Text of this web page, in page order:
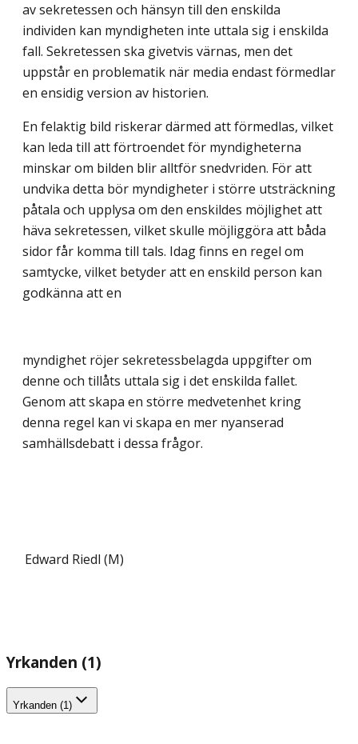
av sekretessen och hänsyn till den enskilda
individen kan myndigheten inte uttala sig i enskilda
fall. Sekretessen ska givetvis värnas, men det
uppstår en problematik när media endast förmedlar
en ensidig version av historien.
En felaktig bild riskerar därmed att förmedlas, vilket
kan leda till att förtroendet för myndigheterna
minskar om bilden blir alltför snedvriden. För att
undvika detta bör myndigheter i större utsträckning
påtala och upplysa om den enskildes möjlighet att
häva sekretessen, vilket skulle möjliggöra att båda
sidor får komma till tals. Idag finns en regel om
samtycke, vilket betyder att en enskild person kan
godkänna att en
myndighet röjer sekretessbelagda uppgifter om
denne och tillåts uttala sig i det enskilda fallet.
Genom att skapa en större medvetenhet kring
denna regel kan vi skapa en mer nyanserad
samhällsdebatt i dessa frågor.
Edward Riedl (M)
Yrkanden (1)
Yrkanden (1)